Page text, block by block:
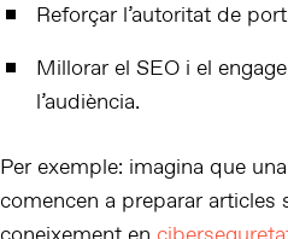
Reforçar l’autoritat de
Millorar el SEO i el
l’audiència.
Per exemple: imagina que
comencen a preparar